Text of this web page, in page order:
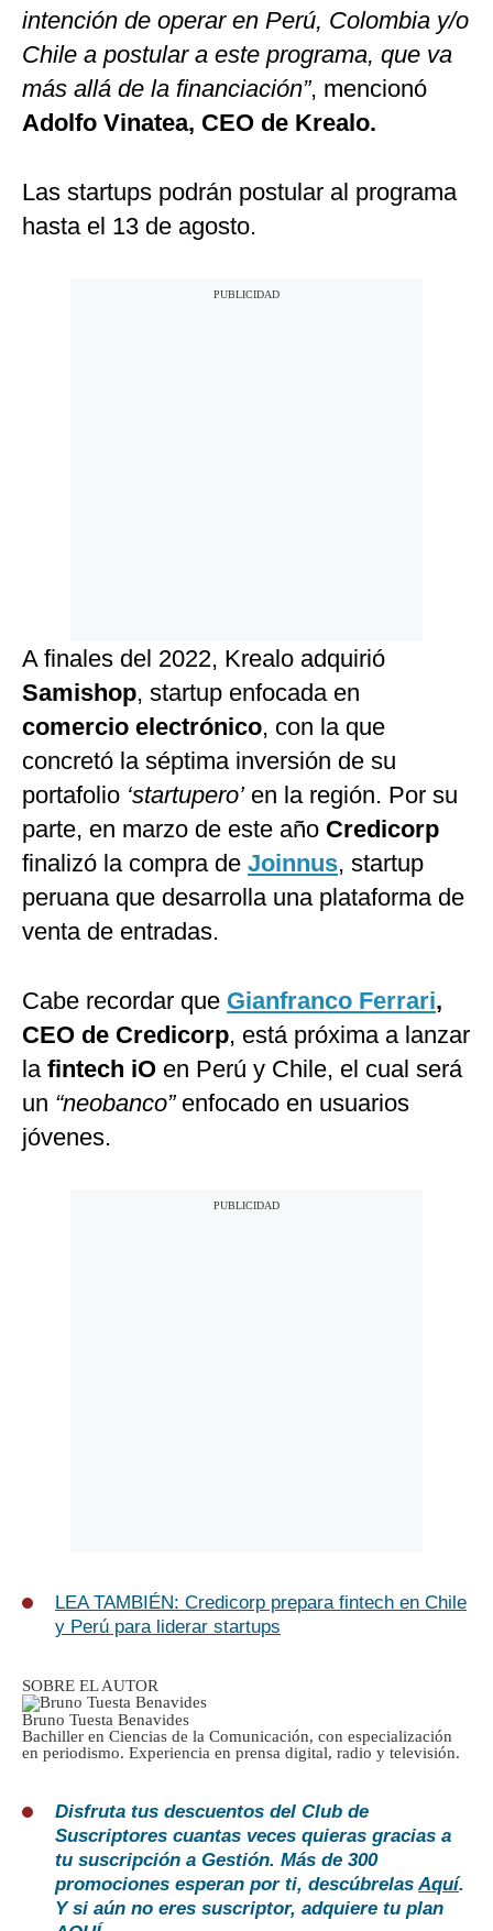
intención de operar en Perú, Colombia y/o
Chile a postular a este programa, que va
más allá de la financiación”, mencionó
Adolfo Vinatea, CEO de Krealo.
Las startups podrán postular al programa
hasta el 13 de agosto.
A finales del 2022, Krealo adquirió
Samishop, startup enfocada en
comercio electrónico, con la que
concretó la séptima inversión de su
portafolio ‘startupero’ en la región. Por su
parte, en marzo de este año Credicorp
finalizó la compra de Joinnus, startup
peruana que desarrolla una plataforma de
venta de entradas.
Cabe recordar que Gianfranco Ferrari,
CEO de Credicorp, está próxima a lanzar
la fintech iO en Perú y Chile, el cual será
un “neobanco”enfocado en usuarios
jóvenes.
LEA TAMBIÉN: Credicorp prepara fintech en Chile
y Perú para liderar startups
SOBRE EL AUTOR
Bruno Tuesta Benavides
Bachiller en Ciencias de la Comunicación, con especialización
en periodismo. Experiencia en prensa digital, radio y televisión.
Disfruta tus descuentos del Club de
Suscriptores cuantas veces quieras gracias a
tu suscripción a Gestión. Más de 300
promociones esperan por ti, descúbrelasAquí.
Y si aún no eres suscriptor, adquiere tu plan